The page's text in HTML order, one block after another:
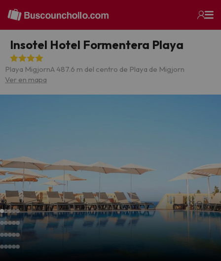
Insotel Hotel Formentera Playa
Playa MigjornA 487.6 m del centro de Playa de Migjorn
Ver en mapa